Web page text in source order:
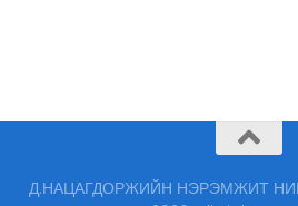
Д.НАЦАГДОРЖИЙН НЭРЭМЖИТ